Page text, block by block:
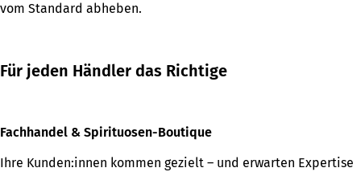
vom Standard abheben.
Für jeden Händler das Richtige
Fachhandel & Spirituosen-Boutique
Ihre Kunden:innen kommen gezielt – und erwarten Expertise